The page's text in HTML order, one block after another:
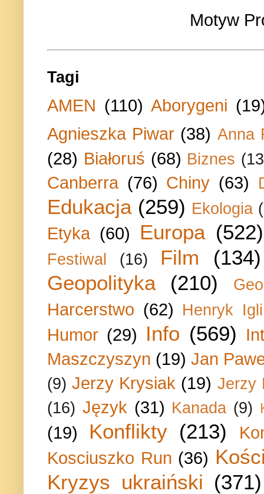
Motyw
Tagi
AMEN (110) Aborygeni
Agnieszka Piwar (38) Anna
(28) Białoruś (68) Biznes
Canberra (76) Chiny (63)
Edukacja (259) Ekologia
Etyka (60) Europa (522)
Festiwal (16) Film
(134)
Geopolityka
(210)
Harcerstwo (62) Henryk
Humor (29) Info (569)
Maszczyszyn (19) Jan
(9) Jerzy Krysiak (19) Jerzy
(16) Język (31) Kanada (9)
(19) Konflikty (213)
Kosciuszko Run (36)
Kryzys ukraiński (371)